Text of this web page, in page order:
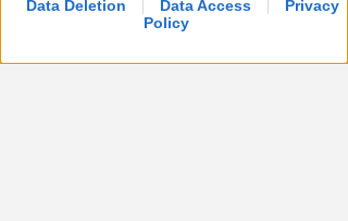
Data Deletion Data Access
Privacy
Policy